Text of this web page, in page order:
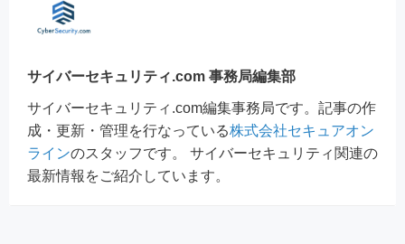
サイバーセキュリティ.com 事務局編集部
サイバーセキュリティ.com編集事務局です。記事の作
成・更新・管理を行なっている株式会社セキュアオン
ラインのスタッフです。 サイバーセキュリティ関連の
最新情報をご紹介しています。